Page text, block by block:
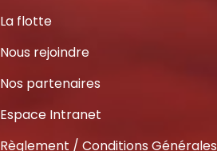
La flotte
Nous rejoindre
Nos partenaires
Espace Intranet
Règlement / Conditions Générales